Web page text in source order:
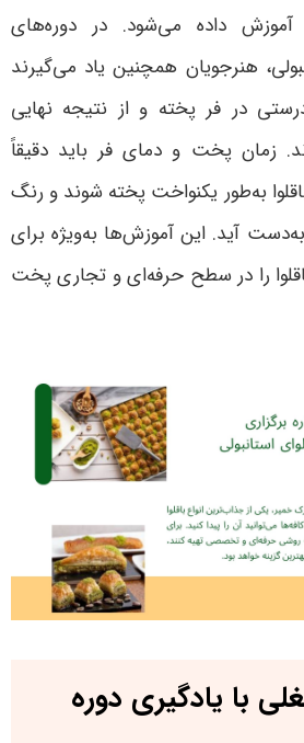
آموزش داده می‌شود. در دوره‌های
هنرجویان همچنین یاد می‌گیرند
در فر پخته و از نتیجه نهایی
زمان پخت و دمای فر باید دقیقاً
به‌طور یکنواخت پخته شوند و رنگ
آید. این آموزش‌ها به‌ویژه برای
را در سطح حرفه‌ای و تجاری پخت
با یادگیری دوره